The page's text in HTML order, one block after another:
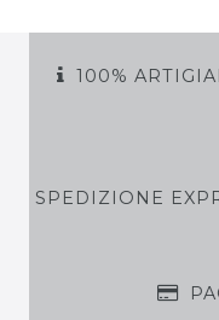
100%
SPEDIZIONE